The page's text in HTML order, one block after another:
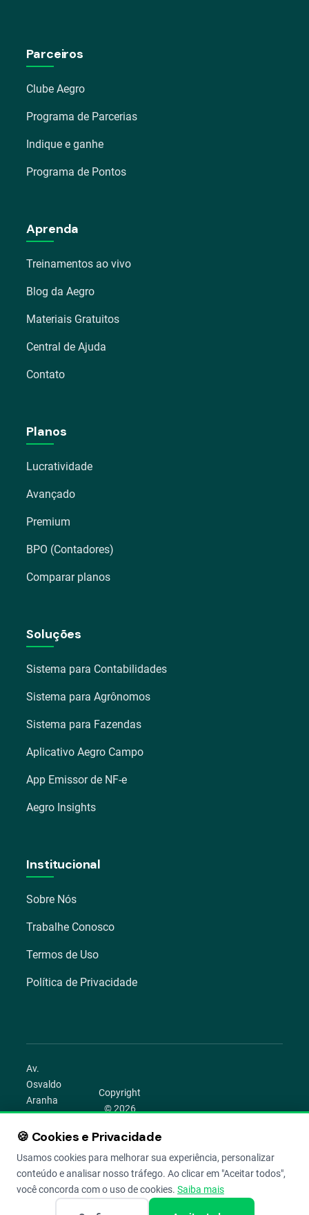
Parceiros
Clube Aegro
Programa de Parcerias
Indique e ganhe
Programa de Pontos
Aprenda
Treinamentos ao vivo
Blog da Aegro
Materiais Gratuitos
Central de Ajuda
Contato
Planos
Lucratividade
Avançado
Premium
BPO (Contadores)
Comparar planos
Soluções
Sistema para Contabilidades
Sistema para Agrônomos
Sistema para Fazendas
Aplicativo Aegro Campo
App Emissor de NF-e
Aegro Insights
Institucional
Sobre Nós
Trabalhe Conosco
Termos de Uso
Política de Privacidade
Av.
Osvaldo
Aranha
1022 –
Bom
Porto
Alegre –
RS
Copyright
© 2026
Todos os
direitos
reservados.
🍪 Cookies e Privacidade
Usamos cookies para melhorar sua experiência, personalizar
conteúdo e analisar nosso tráfego. Ao clicar em "Aceitar todos",
você concorda com o uso de cookies. Saiba mais